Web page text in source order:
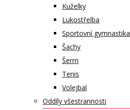
Kuželky
Lukostřelba
Sportovní gymnastika
Šachy
Šerm
Tenis
Volejbal
Oddíly všestrannosti